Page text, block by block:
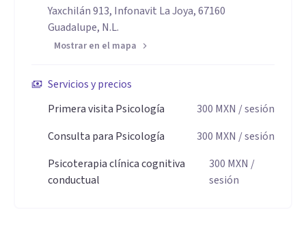
Yaxchilán 913, Infonavit La Joya, 67160
Guadalupe, N.L.
Mostrar en el mapa
Servicios y precios
Primera visita Psicología
300 MXN / sesión
Consulta para Psicología
300 MXN / sesión
Psicoterapia clínica cognitiva
conductual
300 MXN /
sesión